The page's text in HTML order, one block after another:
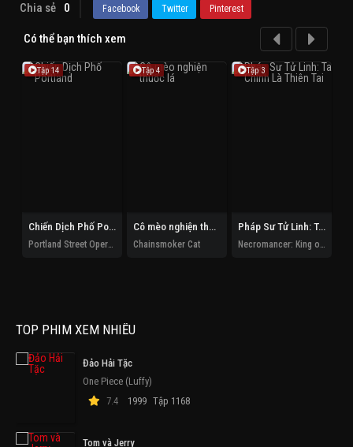
Chia sẻ 0 Facebook Twitter Pinterest
Có thể bạn thích xem
Tập 14
Chiến Dịch Phố Portland
Tập 4
Cô mèo nghiện thuốc lá
Chainsmoker Cat
Tập 3
Pháp Sư Tử Linh: Ta Chính Là Thiên Tai
TOP PHIM XEM NHIỀU
Đảo Hải Tặc
One Piece (Luffy)
7.4
1999 Tập 1168
Tom và Jerry